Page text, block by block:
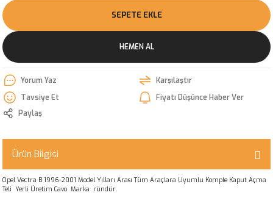
SEPETE EKLE
HEMEN AL
Yorum Yaz
Karşılaştır
Tavsiye Et
Fiyatı Düşünce Haber Ver
Paylaş
Ürün Bilgisi
Opel Vectra B 1996-2001 Model Yılları Arası Tüm Araçlara Uyumlu Komple Kaput Açma
Teli Yerli Üretim Cavo Marka ründür.